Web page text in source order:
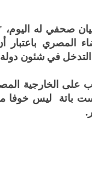
صحفي له اليوم،
المصري باعتبار
التدخل في شئون
على الخارجية
باتة ليس خوفا